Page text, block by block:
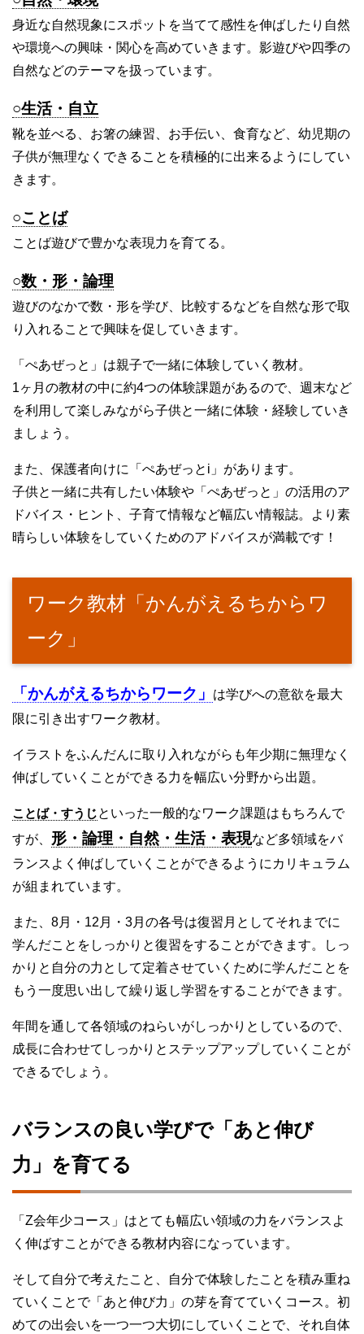
身近な自然現象にスポットを当てて感性を伸ばしたり自然
や環境への興味・関心を高めていきます。影遊びや四季の
自然などのテーマを扱っています。
○生活・自立
靴を並べる、お箸の練習、お手伝い、食育など、幼児期の
子供が無理なくできることを積極的に出来るようにしてい
きます。
○ことば
ことば遊びで豊かな表現力を育てる。
○数・形・論理
遊びのなかで数・形を学び、比較するなどを自然な形で取
り入れることで興味を促していきます。
「ぺあぜっと」は親子で一緒に体験していく教材。
1ヶ月の教材の中に約4つの体験課題があるので、週末など
を利用して楽しみながら子供と一緒に体験・経験していき
ましょう。
また、保護者向けに「ぺあぜっとi」があります。
子供と一緒に共有したい体験や「ぺあぜっと」の活用のア
ドバイス・ヒント、子育て情報など幅広い情報誌。より素
晴らしい体験をしていくためのアドバイスが満載です！
ワーク教材「かんがえるちからワ
ーク」
「かんがえるちからワーク」
は学びへの意欲を最大
限に引き出すワーク教材。
イラストをふんだんに取り入れながらも年少期に無理なく
伸ばしていくことができる力を幅広い分野から出題。
ことば・すうじといった一般的なワーク課題はもちろんで
すが、 形・論理・自然・生活・表現など多領域をバ
ランスよく伸ばしていくことができるようにカリキュラム
が組まれています。
また、8月・12月・3月の各号は復習月としてそれまでに
学んだことをしっかりと復習をすることができます。しっ
かりと自分の力として定着させていくために学んだことを
もう一度思い出して繰り返し学習をすることができます。
年間を通して各領域のねらいがしっかりとしているので、
成長に合わせてしっかりとステップアップしていくことが
できるでしょう。
バランスの良い学びで「あと伸び
力」を育てる
「Z会年少コース」はとても幅広い領域の力をバランスよ
く伸ばすことができる教材内容になっています。
そして自分で考えたこと、自分で体験したことを積み重ね
ていくことで「あと伸び力」の芽を育てていくコース。初
めての出会いを一つ一つ大切にしていくことで、それ自体